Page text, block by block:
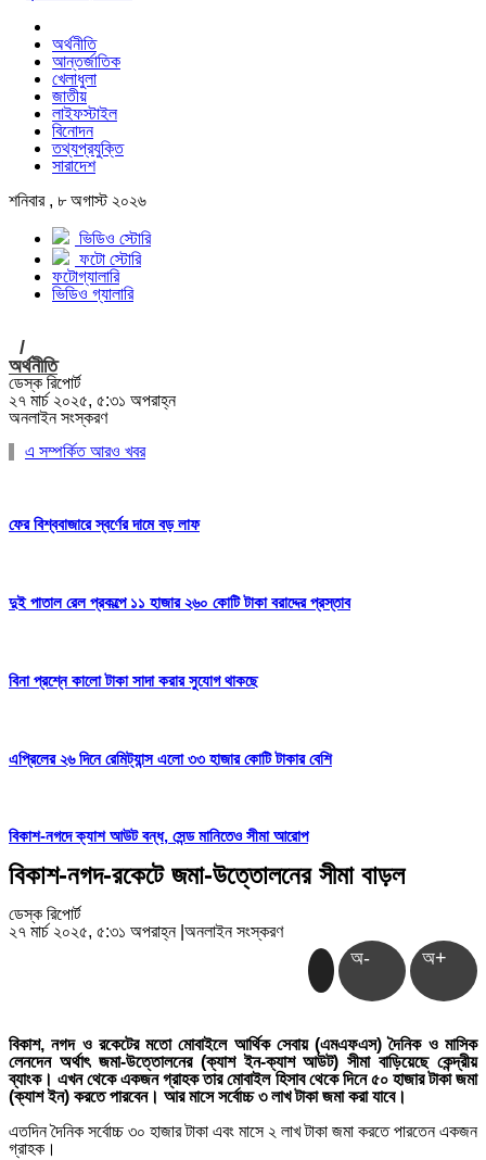
অর্থনীতি
আন্তর্জাতিক
খেলাধুলা
জাতীয়
লাইফস্টাইল
বিনোদন
তথ্যপ্রযুক্তি
সারাদেশ
শনিবার , ৮ অগাস্ট ২০২৬
ভিডিও স্টোরি
ফটো স্টোরি
ফটোগ্যালারি
ভিডিও গ্যালারি
/
অর্থনীতি
ডেস্ক রিপোর্ট
২৭ মার্চ ২০২৫, ৫:৩১ অপরাহ্ন
অনলাইন সংস্করণ
এ সম্পর্কিত আরও খবর
ফের বিশ্ববাজারে স্বর্ণের দামে বড় লাফ
দুই পাতাল রেল প্রকল্পে ১১ হাজার ২৬০ কোটি টাকা বরাদ্দের প্রস্তাব
বিনা প্রশ্নে কালো টাকা সাদা করার সুযোগ থাকছে
এপ্রিলের ২৬ দিনে রেমিট্যান্স এলো ৩৩ হাজার কোটি টাকার বেশি
বিকাশ-নগদে ক্যাশ আউট বন্ধ, সেন্ড মানিতেও সীমা আরোপ
বিকাশ-নগদ-রকেটে জমা-উত্তোলনের সীমা বাড়ল
ডেস্ক রিপোর্ট
২৭ মার্চ ২০২৫, ৫:৩১ অপরাহ্ন অনলাইন সংস্করণ
অ- অ+
বিকাশ, নগদ ও রকেটের মতো মোবাইলে আর্থিক সেবায় (এমএফএস) দৈনিক ও মাসিক
লেনদেন অর্থাৎ জমা-উত্তোলনের (ক্যাশ ইন-ক্যাশ আউট) সীমা বাড়িয়েছে কেন্দ্রীয়
ব্যাংক। এখন থেকে একজন গ্রাহক তার মোবাইল হিসাব থেকে দিনে ৫০ হাজার টাকা জমা
(ক্যাশ ইন) করতে পারবেন। আর মাসে সর্বোচ্চ ৩ লাখ টাকা জমা করা যাবে।
এতদিন দৈনিক সর্বোচ্চ ৩০ হাজার টাকা এবং মাসে ২ লাখ টাকা জমা করতে পারতেন একজন
গ্রাহক।